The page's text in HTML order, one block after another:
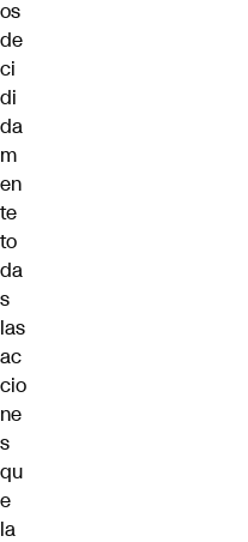
os
de
ci
di
da
m
en
te
to
da
s
las
ac
cio
ne
s
qu
e
la